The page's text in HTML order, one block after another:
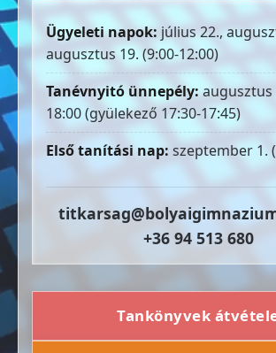
Ügyeleti napok: július 22.,
augusztus 19. (9:00-12:00)
Tanévnyitó ünnepély: augusztus
18:00 (gyülekező 17:30-17:45)
Első tanítási nap: szeptember 1.
+36 94 513 680
Tankönyvek